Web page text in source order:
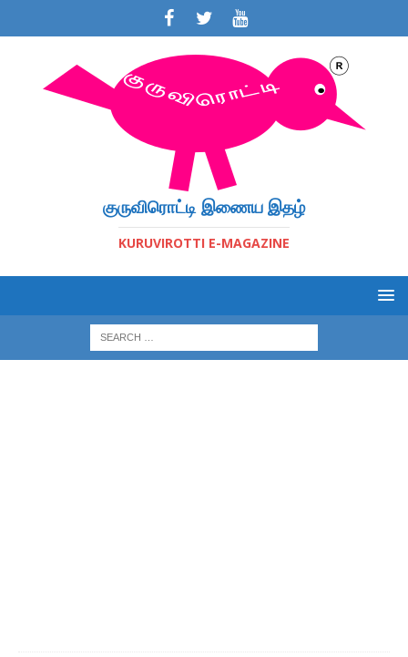
குருவிரொட்டி இணைய இதழ்
KURUVIROTTI E-MAGAZINE